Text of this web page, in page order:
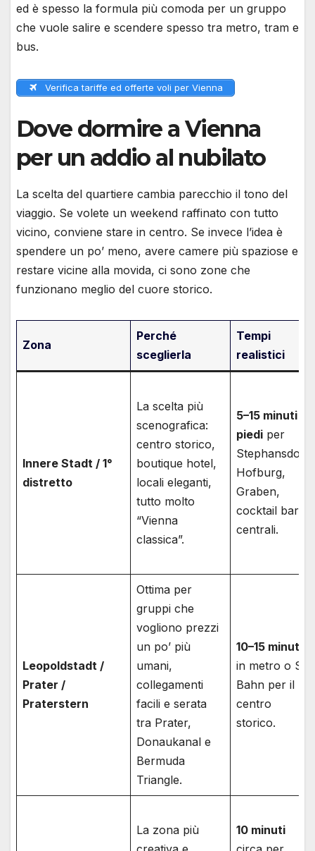
ed è spesso la formula più comoda per un gruppo
che vuole salire e scendere spesso tra metro, tram e
bus.
Verifica tariffe ed offerte voli per Vienna
Dove dormire a Vienna
per un addio al nubilato
La scelta del quartiere cambia parecchio il tono del
viaggio. Se volete un weekend raffinato con tutto
vicino, conviene stare in centro. Se invece l’idea è
spendere un po’ meno, avere camere più spaziose e
restare vicine alla movida, ci sono zone che
funzionano meglio del cuore storico.
Zona
Perché
sceglierla
Tempi
realistici
Innere Stadt / 1°
distretto
La scelta più
scenografica:
centro storico,
boutique hotel,
locali eleganti,
tutto molto
“Vienna
classica”.
5–15 minuti a
piedi per
Stephansdom,
Hofburg,
Graben,
cocktail bar
centrali.
Leopoldstadt /
Prater /
Praterstern
Ottima per
gruppi che
vogliono prezzi
un po’ più
umani,
collegamenti
facili e serata
tra Prater,
Donaukanal e
Bermuda
Triangle.
10–15 minuti
in metro o S-
Bahn per il
centro
storico.
La zona più
10 minuti